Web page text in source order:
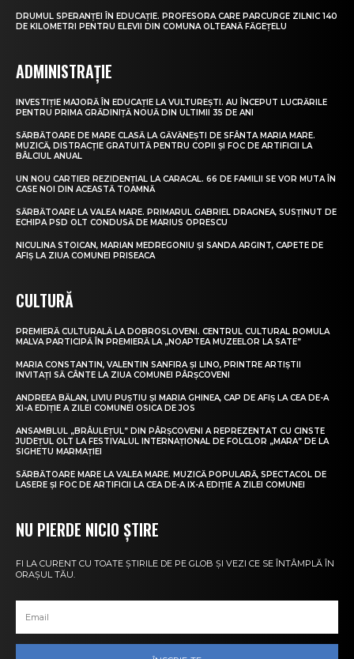
DRUMUL SPERANȚEI ÎN EDUCAȚIE. PROFESORA CARE PARCURGE ZILNIC 140
DE KILOMETRI PENTRU ELEVII DIN COMUNA OLTEANĂ FĂGEȚELU
ADMINISTRAȚIE
INVESTIȚIE MAJORĂ ÎN EDUCAȚIE LA VULTUREȘTI. AU ÎNCEPUT LUCRĂRILE
PENTRU PRIMA GRĂDINIȚĂ NOUĂ DIN ULTIMII 35 DE ANI
SĂRBĂTOARE DE MARE CLASĂ LA GĂVĂNEȘTI DE SFÂNTA MARIA MARE.
MUZICĂ, DISTRACȚIE GRATUITĂ PENTRU COPII ȘI FOC DE ARTIFICII LA
BÂLCIUL ANUAL
UN NOU CARTIER REZIDENȚIAL LA CARACAL. 66 DE FAMILII SE VOR MUTA ÎN
CASE NOI DIN ACEASTĂ TOAMNĂ
SĂRBĂTOARE LA VALEA MARE. PRIMARUL GABRIEL DRAGNEA, SUSȚINUT DE
ECHIPA PSD OLT CONDUSĂ DE MARIUS OPRESCU
NICULINA STOICAN, MARIAN MEDREGONIU ȘI SANDA ARGINT, CAPETE DE
AFIȘ LA ZIUA COMUNEI PRISEACA
CULTURĂ
PREMIERĂ CULTURALĂ LA DOBROSLOVENI. CENTRUL CULTURAL ROMULA
MALVA PARTICIPĂ ÎN PREMIERĂ LA „NOAPTEA MUZEELOR LA SATE”
MARIA CONSTANTIN, VALENTIN SANFIRA ȘI LINO, PRINTRE ARTIȘTII
INVITAȚI SĂ CÂNTE LA ZIUA COMUNEI PÂRȘCOVENI
ANDREEA BĂLAN, LIVIU PUȘTIU ȘI MARIA GHINEA, CAP DE AFIȘ LA CEA DE-A
XI-A EDIȚIE A ZILEI COMUNEI OSICA DE JOS
ANSAMBLUL „BRÂULEȚUL” DIN PÂRȘCOVENI A REPREZENTAT CU CINSTE
JUDEȚUL OLT LA FESTIVALUL INTERNAȚIONAL DE FOLCLOR „MARA” DE LA
SIGHETU MARMAȚIEI
SĂRBĂTOARE MARE LA VALEA MARE. MUZICĂ POPULARĂ, SPECTACOL DE
LASERE ȘI FOC DE ARTIFICII LA CEA DE-A IX-A EDIȚIE A ZILEI COMUNEI
NU PIERDE NICIO ȘTIRE
FI LA CURENT CU TOATE ȘTIRILE DE PE GLOB ȘI VEZI CE SE ÎNTÂMPLĂ ÎN
ORAȘUL TĂU.